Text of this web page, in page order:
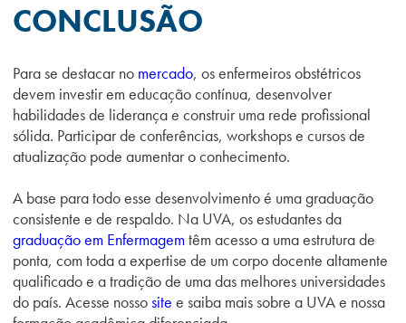
CONCLUSÃO
Para se destacar no mercado, os enfermeiros obstétricos
devem investir em educação contínua, desenvolver
habilidades de liderança e construir uma rede profissional
sólida. Participar de conferências, workshops e cursos de
atualização pode aumentar o conhecimento.
A base para todo esse desenvolvimento é uma graduação
consistente e de respaldo. Na UVA, os estudantes da
graduação em Enfermagemtêm acesso a uma estrutura de
ponta, com toda a expertise de um corpo docente altamente
qualificado e a tradição de uma das melhores universidades
do país. Acesse nossosite e saiba mais sobre a UVA e nossa